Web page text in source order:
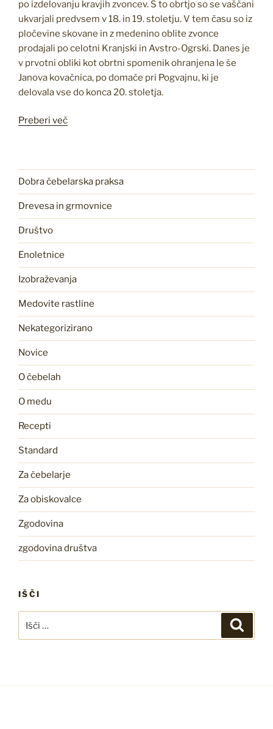
po izdelovanju kravjih zvoncev. S to obrtjo so se vaščani
ukvarjali predvsem v 18. in 19. stoletju. V tem času so iz
pločevine skovane in z medenino oblite zvonce
prodajali po celotni Kranjski in Avstro-Ogrski. Danes je
v prvotni obliki kot obrtni spomenik ohranjena le še
Janova kovačnica, po domače pri Pogvajnu, ki je
delovala vse do konca 20. stoletja.
Preberi več“Čebelarska
pot
Gorje”
Dobra čebelarska praksa
Drevesa in grmovnice
Društvo
Enoletnice
Izobraževanja
Medovite rastline
Nekategorizirano
Novice
O čebelah
O medu
Recepti
Standard
Za čebelarje
Za obiskovalce
Zgodovina
zgodovina društva
IŠČI